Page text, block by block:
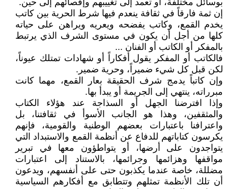
بوسائل مختلفة، أو تعمد إلى تغييبهم وإقصائهم إلى حين.
إن ثمة فارقاً في ثقافة ينعدم فيها شرط الحرية بين كاتب
يخدم القمع، وكاتب يفضحه ويعريه ويراهن على حياته
كلها من أجل أن يكون في مستوى الشرف الذي يرتبط
بالمفكر أو الكاتب أو الفنان ...
فالكاتب أو المفكر يقول أفكاراً أو شهادات تمتلك عيوناً،
لكن قبل كل شيء ضميراً، وحرية ضمير.
وإن كاتباً يدمج شرف الحقيقة بعار القمع، مهما كانت
مبرراته، ينتهي إلى الجريمة أو يبدأ بها.
وإذا افترضنا الجهل أو السذاجة عند هؤلاء الكتاب
والمثقفين، وهذا هو الجانب الأسوأ في ثقافتنا، بل
واعترافنا باعتبارات بعضهم الوطنية والقومية، فإنهم
يكرسون كتاباتهم للدفاع عن أنظمة القمع والاستبداد التي
يتواجدون على أرضها، أو يتواطؤون معها في تبرير
مواقفها وهزائمها وجرائمها، بالاستناد إلى اعتبارات
مضللة، خاصة عندما يكذبون حتى على أنفسهم، ويدعون
أن تلك الأنظمة تمثلهم وتتطابق مع أفكارهم السياسية